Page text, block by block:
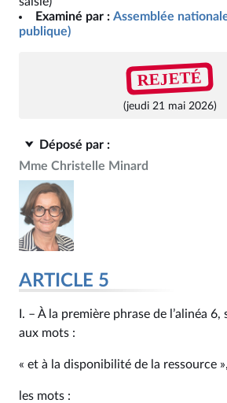
Examiné par : Assemblée
publique)
REJETÉ
(jeudi 21 mai 2026)
Déposé par :
Mme Christelle Minard
ARTICLE 5
I. – À la première phrase de l’alinéa
aux mots :
« et à la disponibilité de la ressource »,
les mots :